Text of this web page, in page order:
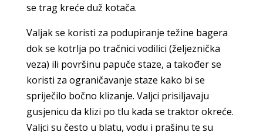
se trag kreće duž kotača.
Valjak se koristi za podupiranje težine bagera
dok se kotrlja po tračnici vodilici (željeznička
veza) ili površinu papuče staze, a također se
koristi za ograničavanje staze kako bi se
spriječilo bočno klizanje. Valjci prisiljavaju
gusjenicu da klizi po tlu kada se traktor okreće.
Valjci su često u blatu, vodu i prašinu te su